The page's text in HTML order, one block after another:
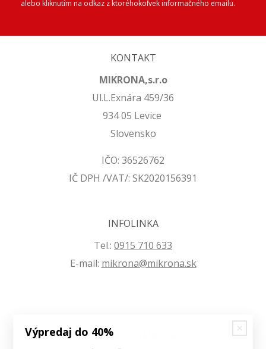
alebo kliknutím na odkaz z ktoréhokoľvek informačného emailu.
KONTAKT
MIKRONA,s.r.o
Ul.L.Exnára 459/36
934 05 Levice
Slovensko
IČO: 36526762
IČ DPH /VAT/: SK2020156391
INFOLINKA
Tel.: 0915 710 633
E-mail: mikrona@mikrona.sk
VŠETKO O NÁKUPE
Výpredaj do 40%